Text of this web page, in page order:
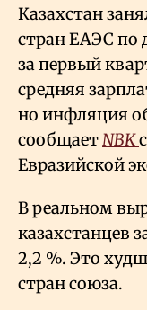
О нас
Все новости
Казахстан
стран ЕАЭС по
за первый
средняя
но инфляция
сообщаетNBK
Евразийской
В реальном
казахстанцев
2,2 %. Это
стран союза.